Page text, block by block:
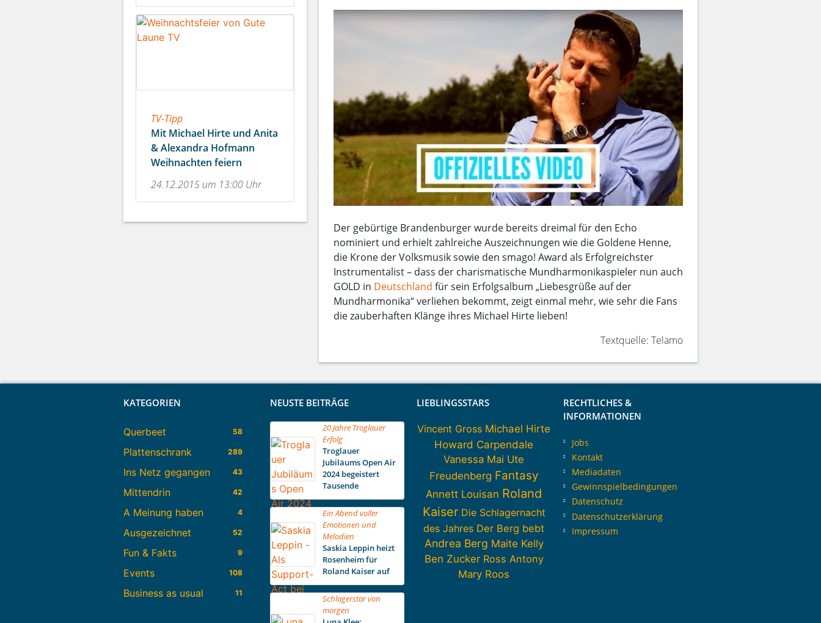
Der gebürtige Brandenburger wurde bereits dreimal für den Echo
nominiert und erhielt zahlreiche Auszeichnungen wie die Goldene Henne,
die Krone der Volksmusik sowie den smago! Award als Erfolgreichster
Instrumentalist – dass der charismatische Mundharmonikaspieler nun auch
GOLD in Deutschland für sein Erfolgsalbum „Liebesgrüße auf der
Mundharmonika“ verliehen bekommt, zeigt einmal mehr, wie sehr die Fans
die zauberhaften Klänge ihres Michael Hirte lieben!
Textquelle: Telamo
TV-Tipp
Mit Michael Hirte und Anita
& Alexandra Hofmann
Weihnachten feiern
24.12.2015 um 13:00 Uhr
KATEGORIEN
Querbeet 58
Plattenschrank 289
Ins Netz gegangen 43
Mittendrin 42
A Meinung haben 4
Ausgezeichnet 52
Fun & Fakts 9
Events 108
Business as usual 11
NEUSTE BEITRÄGE
20 Jahre Troglauer
Erfolg
Troglauer
Jubiläums Open Air
2024 begeistert
Tausende
Ein Abend voller
Emotionen und
Melodien
Saskia Leppin heizt
Rosenheim für
Roland Kaiser auf
Schlagerstar von
morgen
LIEBLINGSSTARS
Vincent Gross Michael Hirte
Howard Carpendale
Vanessa Mai Ute
Freudenberg Fantasy
Annett Louisan Roland
Kaiser Die Schlagernacht
des Jahres Der Berg bebt
Andrea Berg Maite Kelly
Ben Zucker Ross Antony
Mary Roos
RECHTLICHES &
INFORMATIONEN
Jobs
Kontakt
Mediadaten
Gewinnspielbedingungen
Datenschutz
Datenschutzerklärung
Impressum